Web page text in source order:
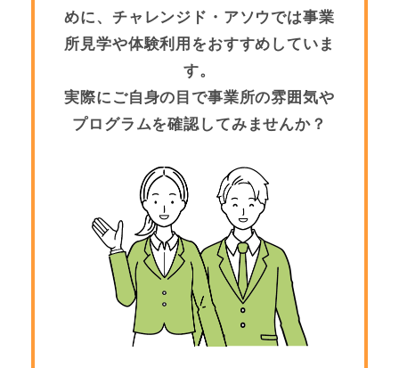
めに、チャレンジド・アソウでは事業
所見学や体験利用をおすすめしていま
す。
実際にご自身の目で事業所の雰囲気や
プログラムを確認してみませんか？